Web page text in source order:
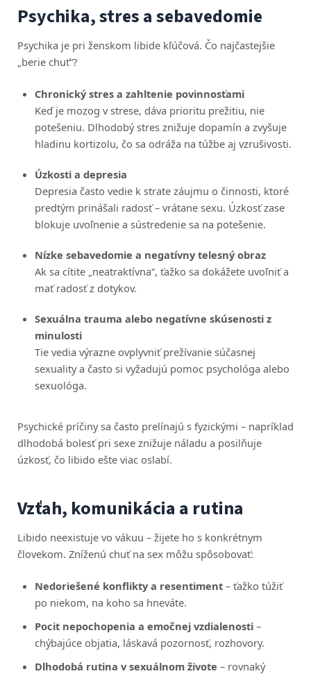
Psychika, stres a sebavedomie
Psychika je pri ženskom libide kľúčová. Čo najčastejšie
„berie chuť“?
Chronický stres a zahltenie povinnosťami
Keď je mozog v strese, dáva prioritu prežitiu, nie
potešeniu. Dlhodobý stres znižuje dopamín a zvyšuje
hladinu kortizolu, čo sa odráža na túžbe aj vzrušivosti.
Úzkosti a depresia
Depresia často vedie k strate záujmu o činnosti, ktoré
predtým prinášali radosť – vrátane sexu. Úzkosť zase
blokuje uvoľnenie a sústredenie sa na potešenie.
Nízke sebavedomie a negatívny telesný obraz
Ak sa cítite „neatraktívna“, ťažko sa dokážete uvoľniť a
mať radosť z dotykov.
Sexuálna trauma alebo negatívne skúsenosti z
minulosti
Tie vedia výrazne ovplyvniť prežívanie súčasnej
sexuality a často si vyžadujú pomoc psychológa alebo
sexuológa.
Psychické príčiny sa často prelínajú s fyzickými – napríklad
dlhodobá bolesť pri sexe znižuje náladu a posilňuje
úzkosť, čo libido ešte viac oslabí.
Vzťah, komunikácia a rutina
Libido neexistuje vo vákuu – žijete ho s konkrétnym
človekom. Zníženú chuť na sex môžu spôsobovať:
Nedoriešené konflikty a resentiment – ťažko túžiť
po niekom, na koho sa hneváte.
Pocit nepochopenia a emočnej vzdialenosti –
chýbajúce objatia, láskavá pozornosť, rozhovory.
Dlhodobá rutina v sexuálnom živote – rovnaký